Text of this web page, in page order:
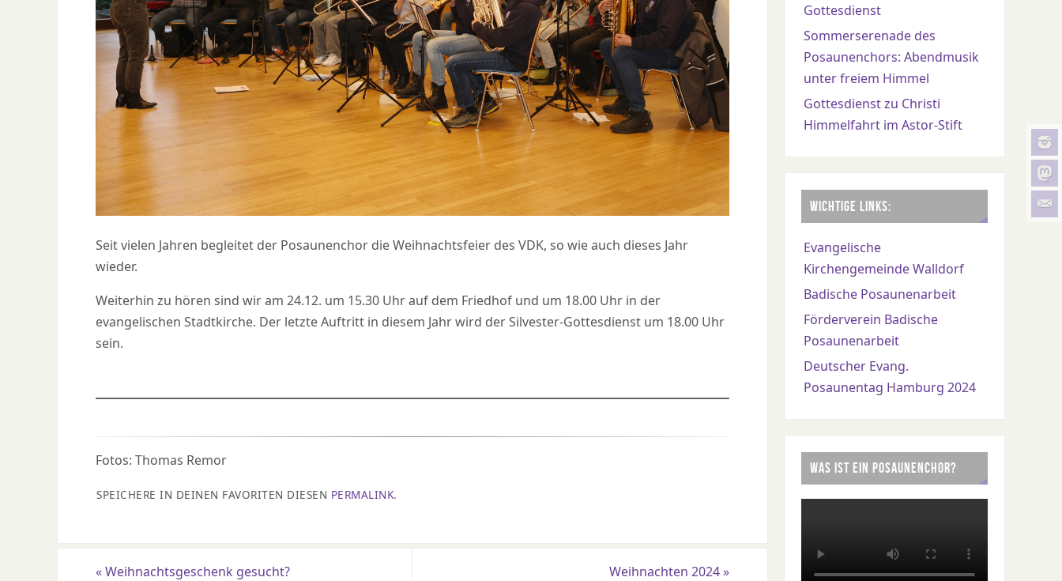
Seit vielen Jahren begleitet der Posaunenchor die Weihnachtsfeier des VDK, so wie auch dieses Jahr
wieder.
Weiterhin zu hören sind wir am 24.12. um 15.30 Uhr auf dem Friedhof und um 18.00 Uhr in der
evangelischen Stadtkirche. Der letzte Auftritt in diesem Jahr wird der Silvester-Gottesdienst um 18.00 Uhr
sein.
Fotos: Thomas Remor
SPEICHERE IN DEINEN FAVORITEN DIESEN PERMALINK.
«Weihnachtsgeschenk gesucht? Weihnachten 2024»
Gottesdienst
Sommerserenade des
Posaunenchors: Abendmusik
unter freiem Himmel
Gottesdienst zu Christi
Himmelfahrt im Astor-Stift
WICHTIGE LINKS:
Evangelische
Kirchengemeinde Walldorf
Badische Posaunenarbeit
Förderverein Badische
Posaunenarbeit
Deutscher Evang.
Posaunentag Hamburg 2024
WAS IST EIN POSAUNENCHOR?